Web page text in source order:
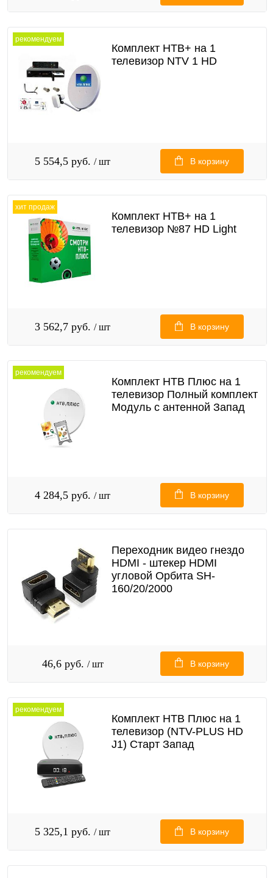
рекомендуем
Комплект НТВ+ на 1
телевизор NTV 1 HD
5 554,5 руб. / шт В корзину
хит продаж
Комплект НТВ+ на 1
телевизор №87 HD Light
3 562,7 руб. / шт В корзину
рекомендуем
Комплект НТВ Плюс на 1
телевизор Полный комплект
Модуль с антенной Запад
4 284,5 руб. / шт В корзину
Переходник видео гнездо
HDMI - штекер HDMI
угловой Орбита SH-
160/20/2000
46,6 руб. / шт В корзину
рекомендуем
Комплект НТВ Плюс на 1
телевизор (NTV-PLUS HD
J1) Старт Запад
5 325,1 руб. / шт В корзину